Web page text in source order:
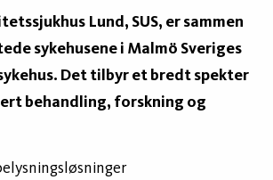
Lund, SUS, er sammen
sykehusene i Malmö Sveriges
Det tilbyr et bredt spekter
behandling, forskning og